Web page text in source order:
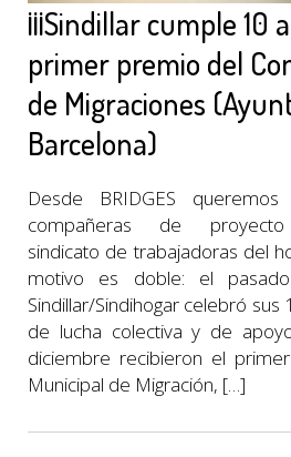
¡¡¡Sindillar cumple 10
primer premio del
de Migraciones
Barcelona)
Desde BRIDGES
compañeras de proyecto
sindicato de trabajadoras del
motivo es doble: el
Sindillar/Sindihogar celebró sus
de lucha colectiva y de
diciembre recibieron el
Municipal de Migración, […]